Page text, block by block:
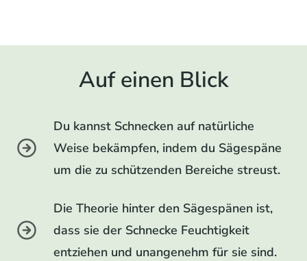
Auf einen Blick
Du kannst Schnecken auf natürliche
Weise bekämpfen, indem du Sägespäne
um die zu schützenden Bereiche streust.
Die Theorie hinter den Sägespänen ist,
dass sie der Schnecke Feuchtigkeit
entziehen und unangenehm für sie sind.